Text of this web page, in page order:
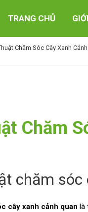
TRANG CHỦ
Chăm Sóc Cây Xanh
Chăm
chăm sóc
cây xanh cảnh quan